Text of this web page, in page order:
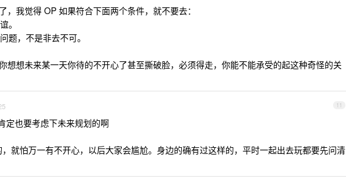
，我觉得 OP 如果符合下面两个条件，就不要去：
。
题，不是非去不可。
想想未来某一天你待的不开心了甚至撕破脸，必须得走，你能不能承受的起这种奇怪的关
11
定也要考虑下未来规划的啊
，就怕万一有不开心，以后大家会尴尬。身边的确有过这样的，平时一起出去玩都要先问清